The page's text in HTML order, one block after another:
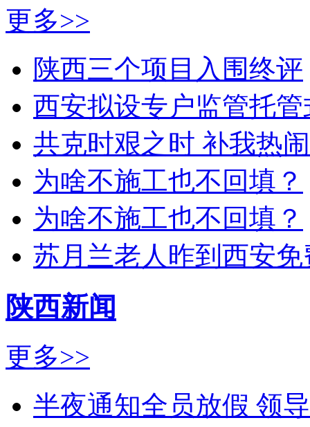
更多>>
陕西三个项目入围终评
西安拟设专户监管托
共克时艰之时 补我热
为啥不施工也不回填？
为啥不施工也不回填？
苏月兰老人昨到西安
陕西新闻
更多>>
半夜通知全员放假 领